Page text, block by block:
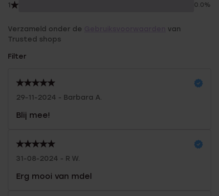
1 0.0%
Verzameld onder de
van
Trusted shops
Filter
29-11-2024 - Barbara A.
Blij mee!
31-08-2024 - R W.
Erg mooi van mdel